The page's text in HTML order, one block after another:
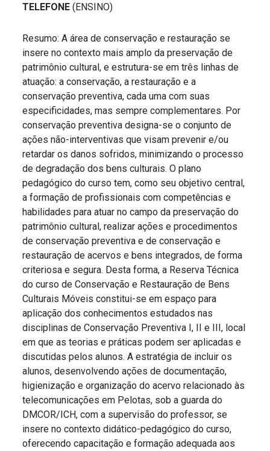
TELEFONE (ENSINO)
Resumo: A área de conservação e restauração se
insere no contexto mais amplo da preservação de
patrimônio cultural, e estrutura-se em três linhas de
atuação: a conservação, a restauração e a
conservação preventiva, cada uma com suas
especificidades, mas sempre complementares. Por
conservação preventiva designa-se o conjunto de
ações não-interventivas que visam prevenir e/ou
retardar os danos sofridos, minimizando o processo
de degradação dos bens culturais. O plano
pedagógico do curso tem, como seu objetivo central,
a formação de profissionais com competências e
habilidades para atuar no campo da preservação do
patrimônio cultural, realizar ações e procedimentos
de conservação preventiva e de conservação e
restauração de acervos e bens integrados, de forma
criteriosa e segura. Desta forma, a Reserva Técnica
do curso de Conservação e Restauração de Bens
Culturais Móveis constitui-se em espaço para
aplicação dos conhecimentos estudados nas
disciplinas de Conservação Preventiva I, II e III, local
em que as teorias e práticas podem ser aplicadas e
discutidas pelos alunos. A estratégia de incluir os
alunos, desenvolvendo ações de documentação,
higienização e organização do acervo relacionado às
telecomunicações em Pelotas, sob a guarda do
DMCOR/ICH, com a supervisão do professor, se
insere no contexto didático-pedagógico do curso,
oferecendo capacitação e formação adequada aos